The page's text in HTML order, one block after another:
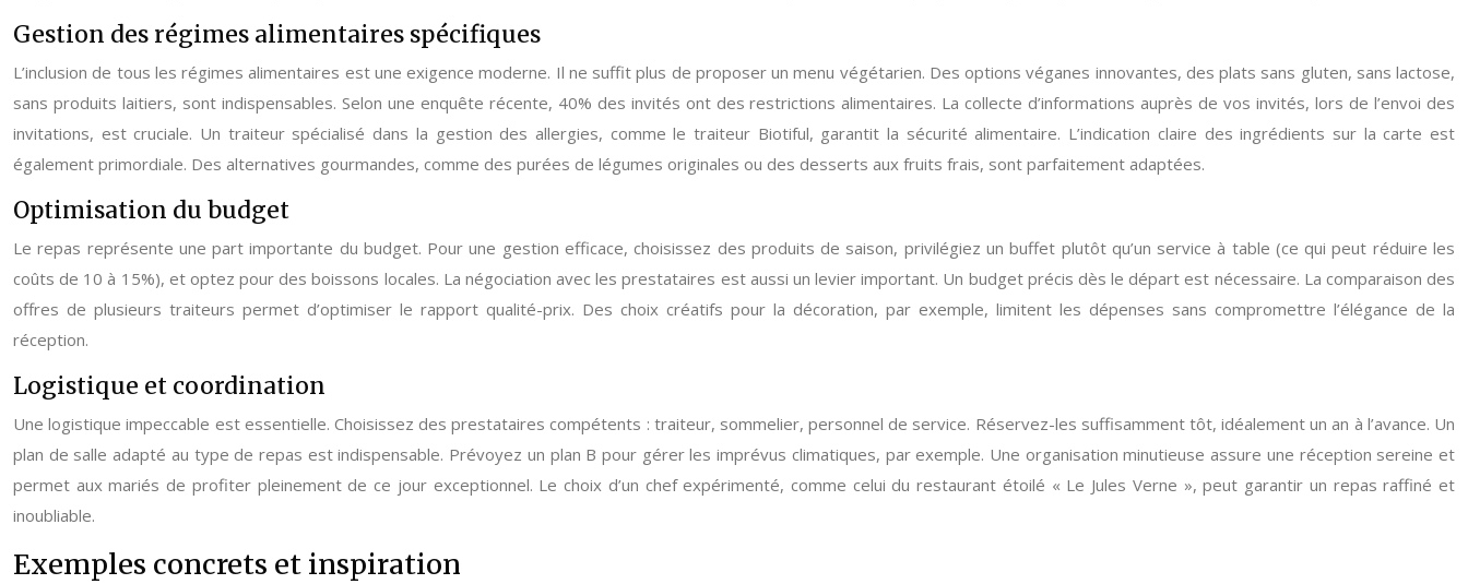
Gestion des régimes alimentaires spécifiques
L’inclusion de tous les régimes alimentaires est une exigence moderne. Il ne suffit plus de proposer un menu végétarien. Des options véganes innovantes, des plats sans gluten, sans lactose,
sans produits laitiers, sont indispensables. Selon une enquête récente, 40% des invités ont des restrictions alimentaires. La collecte d’informations auprès de vos invités, lors de l’envoi des
invitations, est cruciale. Un traiteur spécialisé dans la gestion des allergies, comme le traiteur Biotiful, garantit la sécurité alimentaire. L’indication claire des ingrédients sur la carte est
également primordiale. Des alternatives gourmandes, comme des purées de légumes originales ou des desserts aux fruits frais, sont parfaitement adaptées.
Optimisation du budget
Le repas représente une part importante du budget. Pour une gestion efficace, choisissez des produits de saison, privilégiez un buffet plutôt qu’un service à table (ce qui peut réduire les
coûts de 10 à 15%), et optez pour des boissons locales. La négociation avec les prestataires est aussi un levier important. Un budget précis dès le départ est nécessaire. La comparaison des
offres de plusieurs traiteurs permet d’optimiser le rapport qualité-prix. Des choix créatifs pour la décoration, par exemple, limitent les dépenses sans compromettre l’élégance de la
réception.
Logistique et coordination
Une logistique impeccable est essentielle. Choisissez des prestataires compétents : traiteur, sommelier, personnel de service. Réservez-les suffisamment tôt, idéalement un an à l’avance. Un
plan de salle adapté au type de repas est indispensable. Prévoyez un plan B pour gérer les imprévus climatiques, par exemple. Une organisation minutieuse assure une réception sereine et
permet aux mariés de profiter pleinement de ce jour exceptionnel. Le choix d’un chef expérimenté, comme celui du restaurant étoilé « Le Jules Verne », peut garantir un repas raffiné et
inoubliable.
Exemples concrets et inspiration